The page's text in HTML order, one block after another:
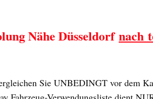
Nähe Düsseldorfnach
Sie UNBEDINGT vor dem